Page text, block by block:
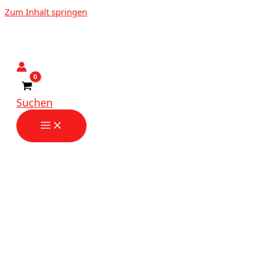
Zum Inhalt springen
Suchen